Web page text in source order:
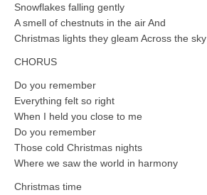
Snowflakes falling gently
A smell of chestnuts in the air And
Christmas lights they gleam Across the sky
CHORUS
Do you remember
Everything felt so right
When I held you close to me
Do you remember
Those cold Christmas nights
Where we saw the world in harmony
Christmas time